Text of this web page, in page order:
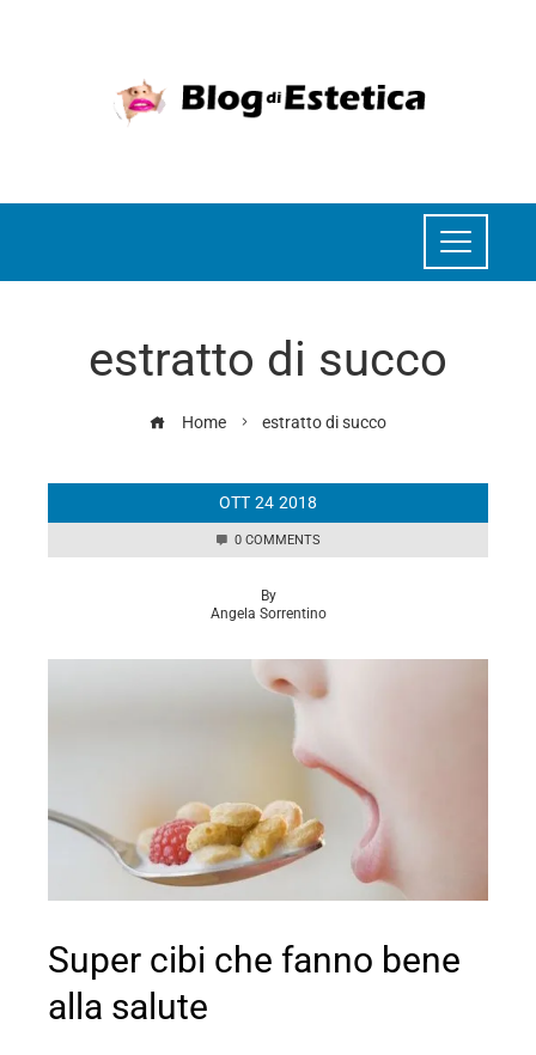
estratto di succo
Home estratto di succo
OTT 24 2018
0 COMMENTS
By
Angela Sorrentino
Super cibi che fanno bene
alla salute